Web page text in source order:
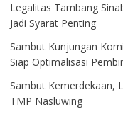
Legalitas Tambang
Jadi Syarat Penting
Sambut Kunjungan
Siap Optimalisasi
Sambut Kemerdekaan,
TMP Nasluwing